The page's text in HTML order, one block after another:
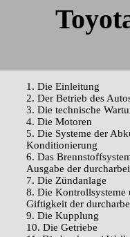
1. Die Einleitung
2. Der Betrieb des
3. Die technische
4. Die Motoren
5. Die Systeme der
Konditionierung
6. Das
Ausgabe der
7. Die Zündanlage
8. Die Kontrollsysteme
Giftigkeit der
9. Die Kupplung
10. Die Getriebe